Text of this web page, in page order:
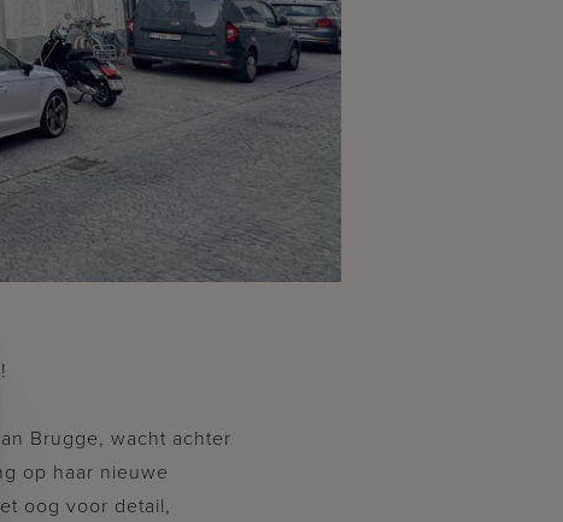
Brugge, wacht achter
op haar nieuwe
oog voor detail,